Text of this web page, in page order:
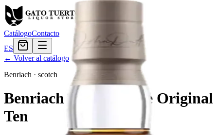
CatálogoContacto
ES
← Volver al catálogo
Benriach · scotch
Benriach 10 Years The Original
Ten